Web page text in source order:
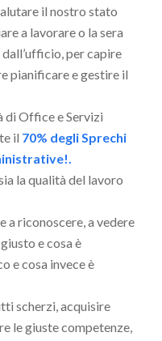
il nostro stato
a lavorare o la sera
per capire
pianificare e gestire il
di Office e Servizi
il 70% degli Sprechi
la qualità del lavoro
a riconoscere, a vedere
e cosa è
e cosa invece è
scherzi, acquisire
le giuste competenze,